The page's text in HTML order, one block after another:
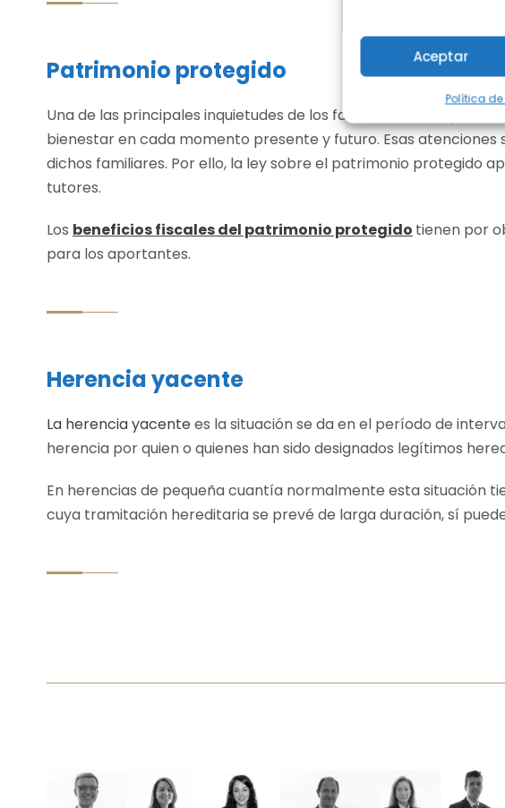
Aceptar
Política
Patrimonio protegido
Una de las principales inquietudes de los familiares de las
bienestar en cada momento presente y futuro. Esas
dichos familiares. Por ello, la ley sobre el patrimonio protegido
tutores.
Los beneficios fiscales del patrimonio protegido tienen por
para los aportantes.
Herencia yacente
La herencia yacentees la situación se da en el período de
herencia por quien o quienes han sido designados legítimos
En herencias de pequeña cuantía normalmente esta situación
cuya tramitación hereditaria se prevé de larga duración, sí